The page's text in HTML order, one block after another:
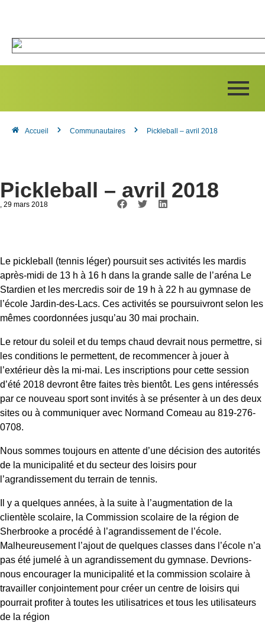
Accueil Communautaires Pickleball – avril 2018
Pickleball – avril 2018
, 29 mars 2018
Le pickleball (tennis léger) poursuit ses activités les mardis
après-midi de 13 h à 16 h dans la grande salle de l’aréna Le
Stardien et les mercredis soir de 19 h à 22 h au gymnase de
l’école Jardin-des-Lacs. Ces activités se poursuivront selon les
mêmes coordonnées jusqu’au 30 mai prochain.
Le retour du soleil et du temps chaud devrait nous permettre, si
les conditions le permettent, de recommencer à jouer à
l’extérieur dès la mi-mai. Les inscriptions pour cette session
d’été 2018 devront être faites très bientôt. Les gens intéressés
par ce nouveau sport sont invités à se présenter à un des deux
sites ou à communiquer avec Normand Comeau au 819-276-
0708.
Nous sommes toujours en attente d’une décision des autorités
de la municipalité et du secteur des loisirs pour
l’agrandissement du terrain de tennis.
Il y a quelques années, à la suite à l’augmentation de la
clientèle scolaire, la Commission scolaire de la région de
Sherbrooke a procédé à l’agrandissement de l’école.
Malheureusement l’ajout de quelques classes dans l’école n’a
pas été jumelé à un agrandissement du gymnase. Devrions-
nous encourager la municipalité et la commission scolaire à
travailler conjointement pour créer un centre de loisirs qui
pourrait profiter à toutes les utilisatrices et tous les utilisateurs
de la région